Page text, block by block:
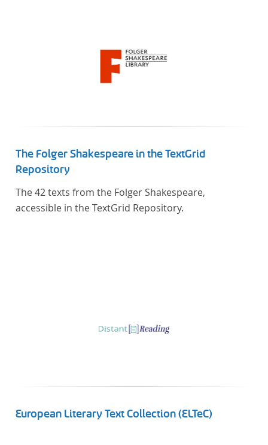
The Folger Shakespeare in the TextGrid
Repository
The 42 texts from the Folger Shakespeare,
accessible in the TextGrid Repository.
European Literary Text Collection (ELTeC)